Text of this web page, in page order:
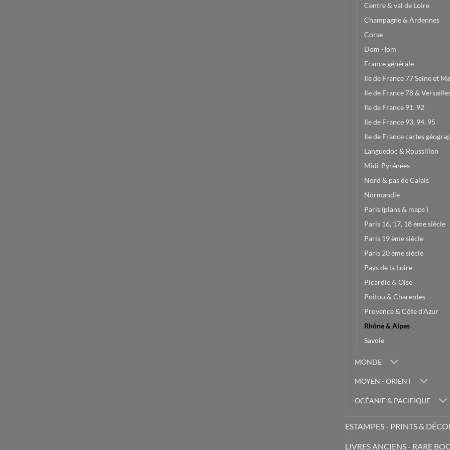
Centre & val de Loire
Champagne & Ardennes
Corse
Dom -Tom
France générale
Ile de France 77 Seine et
Ile de France 78 &
Ile de France 91, 92
Ile de France 93, 94, 95
Ile de France cartes
Languedoc & Roussillon
Midi-Pyrénées
Nord & pas de Calais
Normandie
Paris (plans & maps )
Paris 16, 17, 18 ème siècle
Paris 19 ème siècle
Paris 20 ème siècle
Pays de la Loire
Picardie & Oise
Poitou & Charentes
Provence & Côte d'Azur
Rhône & Alpes
Savoie
MONDE
MOYEN - ORIENT
OCÉANIE & PACIFIQUE
ESTAMPES - PRINTS &
LIVRES ANCIENS - RARE